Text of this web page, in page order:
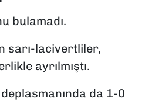
bulamadı.
sarı-lacivertliler,
ayrılmıştı.
da 1-0